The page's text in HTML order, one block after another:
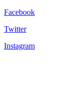
Facebook
Twitter
Instagram